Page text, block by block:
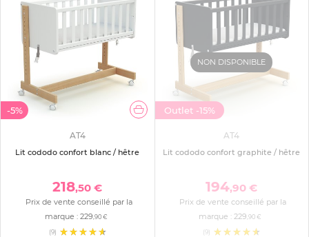
-5%
AT4
Lit cododo confort blanc / hêtre
218,50 €
Prix de vente conseillé par la
marque : 229,90 €
(9)
NON DISPONIBLE
Outlet -15%
AT4
Lit cododo confort graphite / hêtre
194,90 €
Prix de vente conseillé par la
marque :229,90 €
(9)